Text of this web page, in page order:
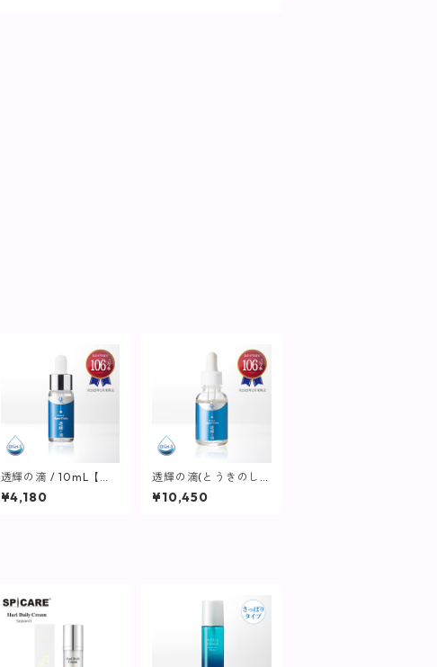
透輝の滴 / 10mL【美
容液】
¥4,180
透輝の滴(とうきのし
ずく) 30mL【美容
液】
¥10,450